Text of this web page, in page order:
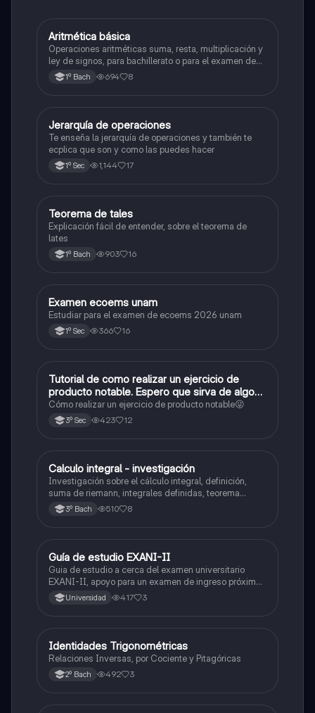
Matemáticas
Aritmética básica
Operaciones aritméticas suma, resta, multiplicación y
ley de signos, para bachillerato o para el examen de
admisión a la universidad
1º Bach 694 8
Matemáticas
Jerarquía de operaciones
Te enseña la jerarquía de operaciones y también te
ecplica que son y como las puedes hacer
1º Sec 1,144 17
Matemáticas
Teorema de tales
Explicación fácil de entender, sobre el teorema de
lates
1º Bach 903 16
Español
Examen ecoems unam
Estudiar para el examen de ecoems 2026 unam
1º Sec 366 16
Matemáticas
Tutorial de como realizar un ejercicio de
producto notable. Espero que sirva de algo💕
😜
Cómo realizar un ejercicio de producto notable😜
3º Sec 423 12
Matemáticas
Calculo integral - investigación
Investigación sobre el cálculo integral, definición,
suma de riemann, integrales definidas, teorema
fundamental del cálculo, antiderivadas, integrales
indefinidas y ejemplos.
3º Bach 510 8
Historia
Guía de estudio EXANI-II
Guia de estudio a cerca del examen universitario
EXANI-II, apoyo para un examen de ingreso próximo
2026.Universidad 417 3
Matemáticas
Identidades Trigonométricas
Relaciones Inversas, por Cociente y Pitagóricas
2º Bach 492 3